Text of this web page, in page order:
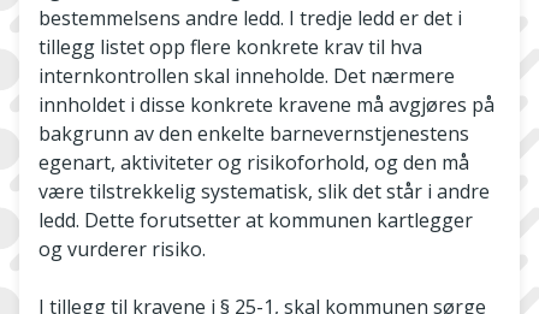
bestemmelsens andre ledd. I tredje ledd er det i
tillegg listet opp flere konkrete krav til hva
internkontrollen skal inneholde. Det nærmere
innholdet i disse konkrete kravene må avgjøres på
bakgrunn av den enkelte barnevernstjenestens
egenart, aktiviteter og risikoforhold, og den må
være tilstrekkelig systematisk, slik det står i andre
ledd. Dette forutsetter at kommunen kartlegger
og vurderer risiko.
I tillegg til kravene i § 25-1, skal kommunen sørge